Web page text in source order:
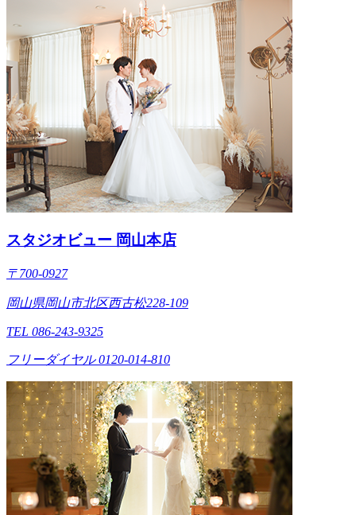
スタジオビュー 岡山本店
〒700-0927
岡山県岡山市北区西古松228-109
TEL 086-243-9325
フリーダイヤル 0120-014-810